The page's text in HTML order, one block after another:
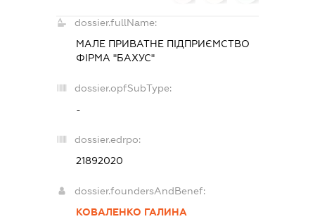
dossier.fullName:
МАЛЕ ПРИВАТНЕ ПІДПРИЄМСТВО
ФІРМА "БАХУС"
dossier.opfSubType:
-
dossier.edrpo:
21892020
dossier.foundersAndBenef:
КОВАЛЕНКО ГАЛИНА